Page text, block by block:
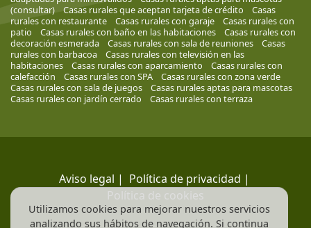
(consultar)
Casas rurales que aceptan tarjeta de crédito
Casas
rurales con restaurante
Casas rurales con garaje
Casas rurales con
patio
Casas rurales con baño en las habitaciones
Casas rurales con
decoración esmerada
Casas rurales con sala de reuniones
Casas
rurales con barbacoa
Casas rurales con televisión en las
habitaciones
Casas rurales con aparcamiento
Casas rurales con
calefacción
Casas rurales con SPA
Casas rurales con zona verde
Casas rurales con sala de juegos
Casas rurales aptas para mascotas
Casas rurales con jardín cerrado
Casas rurales con terraza
Aviso legal | Política de privacidad |
Política de cookies
Utilizamos cookies para mejorar nuestros servicios
analizando sus hábitos de navegación. Si continua